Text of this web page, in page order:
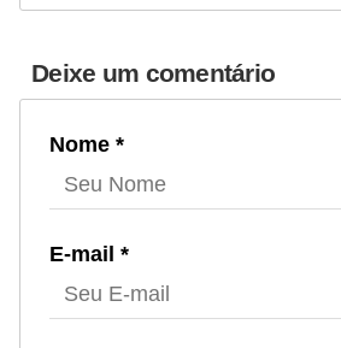
Deixe um comentário
Nome *
E-mail *